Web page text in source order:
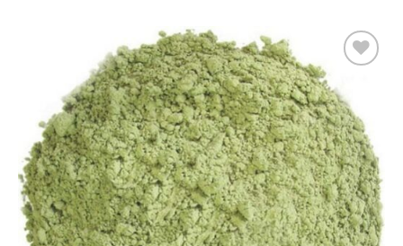
Toevoegen
aan
favorieten